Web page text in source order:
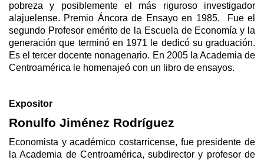
pobreza y posiblemente el más riguroso investigador
alajuelense. Premio Áncora de Ensayo en 1985. Fue el
segundo Profesor emérito de la Escuela de Economía y la
generación que terminó en 1971 le dedicó su graduación.
Es el tercer docente nonagenario. En 2005 la Academia de
Centroamérica le homenajeó con un libro de ensayos.
Expositor
Ronulfo Jiménez Rodríguez
Economista y académico costarricense, fue presidente de
la Academia de Centroamérica, subdirector y profesor de